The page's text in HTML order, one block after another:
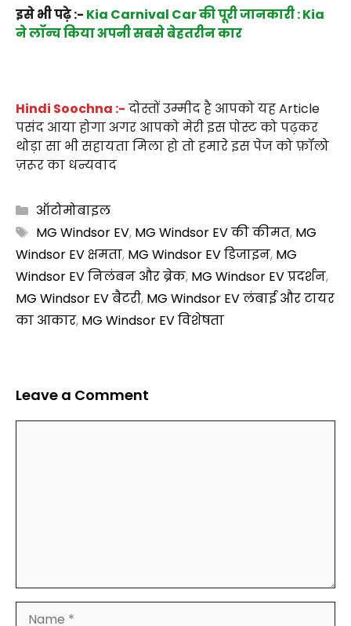
इसे भी पढ़े :- Kia Carnival Car की पूरी जानकारी : Kia
ने लॉन्च किया अपनी सबसे बेहतरीन कार
Hindi Soochna :- दोस्तों उम्मीद है आपको यह Article
पसंद आया होगा अगर आपको मेरी इस पोस्ट को पढ़कर
थोड़ा सा भी सहायता मिला हो तो हमारे इस पेज को फ़ॉलो
ज़रूर का धन्यवाद
Categories
ऑटोमोबाइल
Tags
MG Windsor EV, MG Windsor EV की कीमत, MG
Windsor EV क्षमता, MG Windsor EV डिजाइन, MG
Windsor EV निलंबन और ब्रेक, MG Windsor EV प्रदर्शन,
MG Windsor EV बैटरी, MG Windsor EV लंबाई और टायर
का आकार, MG Windsor EV विशेषता
Leave a Comment